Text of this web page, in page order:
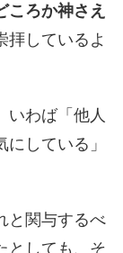
ころか神さえ
拝しているよ
いわば「他人
している」
と関与するべ
としても、そ